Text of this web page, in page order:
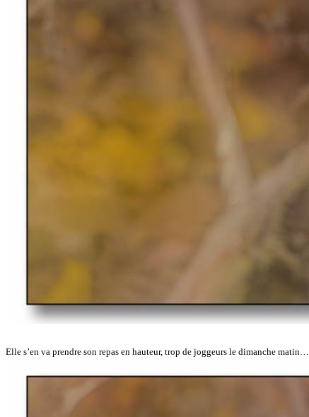
Elle s’en va prendre son repas en hauteur, trop de joggeurs le dimanche matin…